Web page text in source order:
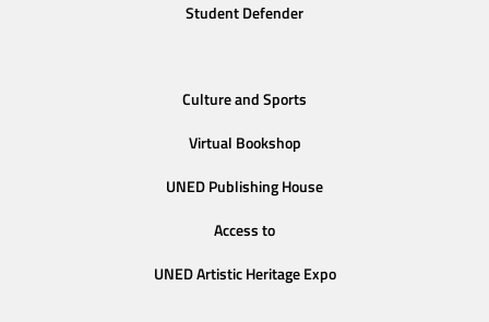
Student Defender
Culture and Sports
Virtual Bookshop
UNED Publishing House
Access to
UNED Artistic Heritage Expo